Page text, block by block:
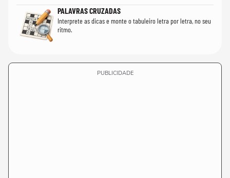
PALAVRAS CRUZADAS
Interprete as dicas e monte o tabuleiro letra por letra, no seu
ritmo.
PUBLICIDADE